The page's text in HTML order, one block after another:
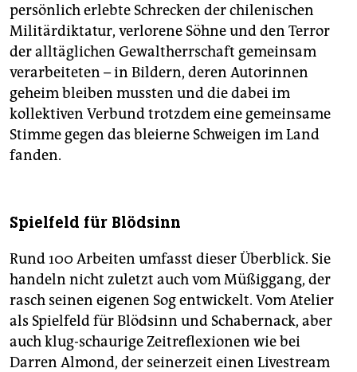
persönlich erlebte Schrecken der chilenischen
Militärdiktatur, verlorene Söhne und den Terror
der alltäglichen Gewaltherrschaft gemeinsam
verarbeiteten – in Bildern, deren Autorinnen
geheim bleiben mussten und die dabei im
kollektiven Verbund trotzdem eine gemeinsame
Stimme gegen das bleierne Schweigen im Land
fanden.
Spielfeld für Blödsinn
Rund 100 Arbeiten umfasst dieser Überblick. Sie
handeln nicht zuletzt auch vom Müßiggang, der
rasch seinen eigenen Sog entwickelt. Vom Atelier
als Spielfeld für Blödsinn und Schabernack, aber
auch klug-schaurige Zeitreflexionen wie bei
Darren Almond, der seinerzeit einen Livestream